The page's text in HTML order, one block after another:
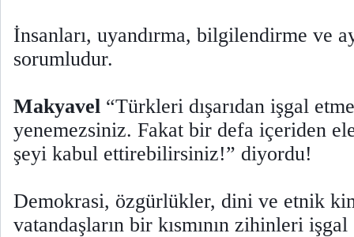
İnsanları, uyandırma, bilgilendirme ve
sorumludur.
Makyavel “Türkleri dışarıdan işgal
yenemezsiniz. Fakat bir defa içeriden
şeyi kabul ettirebilirsiniz!” diyordu!
Demokrasi, özgürlükler, dini ve etnik
vatandaşların bir kısmının zihinleri